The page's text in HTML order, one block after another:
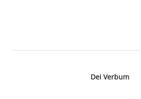
Dei Verbum